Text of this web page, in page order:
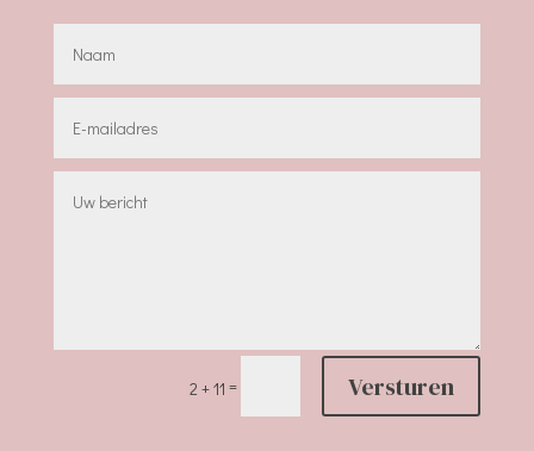
2 + 11 = Versturen